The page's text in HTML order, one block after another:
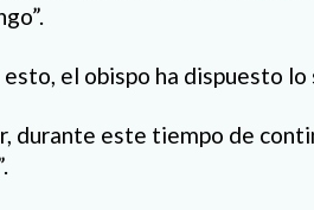
esto, el obispo ha dispuesto
durante este tiempo de